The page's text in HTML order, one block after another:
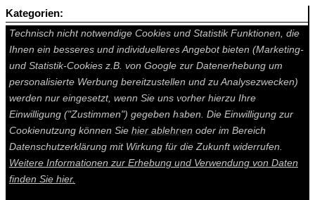
Auf dieser Seite werden technisch notwendige Cookies gesetzt.
Technisch nicht notwendige Cookies und Statistik Funktionen, die
Ihnen ein besseres und individuelleres Angebot bieten (Marketing-
und Statistik-Cookies z.B. von Google zur Datenerhebung um
personalisierte Werbung bereitzustellen und zu Analysezwecken)
werden nur eingesetzt, wenn Sie uns vorher hierzu Ihre
Einwilligung ("Zustimmen") gegeben haben. Die Einwilligung zur
Cookienutzung können Sie hier ablehnen oder im Bereich
Datenschutzerklärung mit Wirkung für die Zukunft widerrufen.
Weitere Informationen zur Erhebung und Verwendung von Daten
finden Sie hier.
Kategorien: